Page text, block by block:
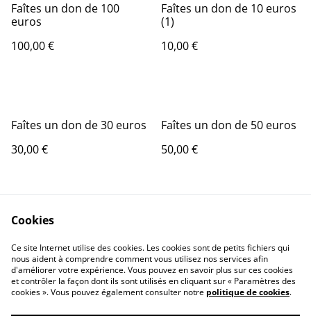
Faîtes un don de 100
euros
100,00 €
Faîtes un don de 10 euros
(1)
10,00 €
Faîtes un don de 30 euros
30,00 €
Faîtes un don de 50 euros
50,00 €
Contactez-nous
Conditions
Politique de
confidentialité
Politique de cookies
Cookies
Ce site Internet utilise des cookies. Les cookies sont de petits fichiers qui
nous aident à comprendre comment vous utilisez nos services afin
d'améliorer votre expérience. Vous pouvez en savoir plus sur ces cookies
et contrôler la façon dont ils sont utilisés en cliquant sur « Paramètres des
cookies ». Vous pouvez également consulter notre politique de cookies.